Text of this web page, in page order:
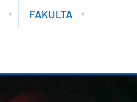
FAKULTA